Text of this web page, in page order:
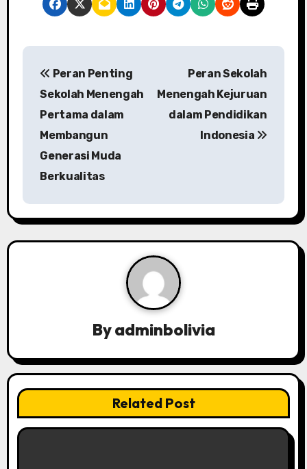
P
a
v
i
o
n
Peran Penting
Sekolah Menengah
Pertama dalam
Membangun
Generasi Muda
Berkualitas
Peran Sekolah
Menengah Kejuruan
dalam Pendidikan
Indonesia
Byadminbolivia
Related Post